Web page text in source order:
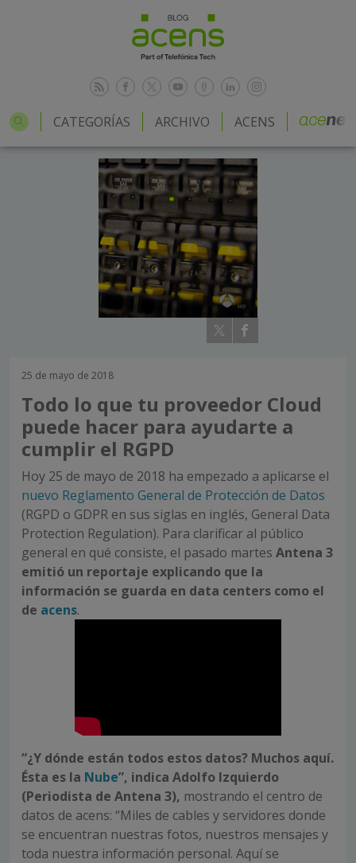
CATEGORÍAS ARCHIVO ACENS
25 de mayo de 2018
Todo lo que tu proveedor Cloud
puede hacer para ayudarte a
cumplir el RGPD
Hoy 25 de mayo de 2018 ha empezado a aplicarse el
nuevo Reglamento General de Protección de Datos
(RGPD o GDPR en sus siglas en inglés, General Data
Protection Regulation). Para clarificar al público
general en qué consiste, el pasado martes Antena 3
emitió un reportaje explicando que la
información se guarda en data centers como el
de acens.
“¿Y dónde están todos estos datos? Muchos aquí.
Ésta es la Nube”, indica Adolfo Izquierdo
(Periodista de Antena 3), mostrando el centro de
datos de acens: “Miles de cables y servidores donde
se encuentran nuestras fotos, nuestros mensajes y
toda nuestra información personal. Aquí se